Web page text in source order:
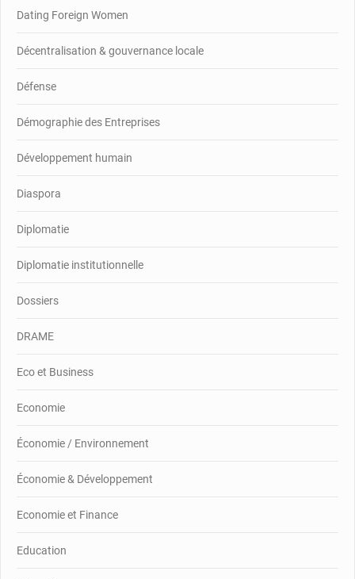
Dating Foreign Women
Décentralisation & gouvernance locale
Défense
Démographie des Entreprises
Développement humain
Diaspora
Diplomatie
Diplomatie institutionnelle
Dossiers
DRAME
Eco et Business
Economie
Économie / Environnement
Économie & Développement
Economie et Finance
Education